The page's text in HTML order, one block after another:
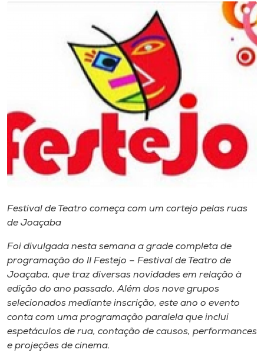
Editora
Rádio
Store
Selecione
o idioma
Festival de Teatro começa com um cortejo pelas ruas
de Joaçaba
Foi divulgada nesta semana a grade completa de
programação do II Festejo – Festival de Teatro de
Joaçaba, que traz diversas novidades em relação à
edição do ano passado. Além dos nove grupos
selecionados mediante inscrição, este ano o evento
conta com uma programação paralela que inclui
espetáculos de rua, contação de causos, performances
e projeções de cinema.